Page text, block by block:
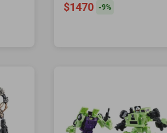
$1470 -9%